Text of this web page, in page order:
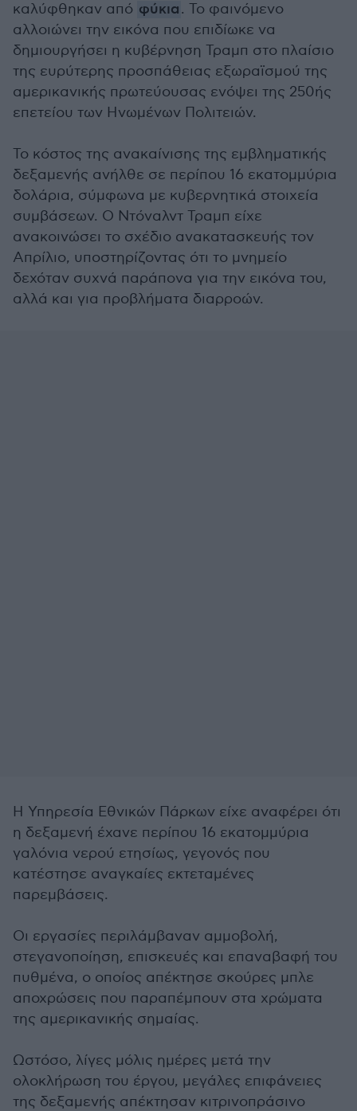
καλύφθηκαν από φύκια. Το φαινόμενο
αλλοιώνει την εικόνα που επιδίωκε να
δημιουργήσει η κυβέρνηση Τραμπ στο πλαίσιο
της ευρύτερης προσπάθειας εξωραϊσμού της
αμερικανικής πρωτεύουσας ενόψει της 250ής
επετείου των Ηνωμένων Πολιτειών.
Το κόστος της ανακαίνισης της εμβληματικής
δεξαμενής ανήλθε σε περίπου 16 εκατομμύρια
δολάρια, σύμφωνα με κυβερνητικά στοιχεία
συμβάσεων. Ο Ντόναλντ Τραμπ είχε
ανακοινώσει το σχέδιο ανακατασκευής τον
Απρίλιο, υποστηρίζοντας ότι το μνημείο
δεχόταν συχνά παράπονα για την εικόνα του,
αλλά και για προβλήματα διαρροών.
Η Υπηρεσία Εθνικών Πάρκων είχε αναφέρει ότι
η δεξαμενή έχανε περίπου 16 εκατομμύρια
γαλόνια νερού ετησίως, γεγονός που
κατέστησε αναγκαίες εκτεταμένες
παρεμβάσεις.
Οι εργασίες περιλάμβαναν αμμοβολή,
στεγανοποίηση, επισκευές και επαναβαφή του
πυθμένα, ο οποίος απέκτησε σκούρες μπλε
αποχρώσεις που παραπέμπουν στα χρώματα
της αμερικανικής σημαίας.
Ωστόσο, λίγες μόλις ημέρες μετά την
ολοκλήρωση του έργου, μεγάλες επιφάνειες
της δεξαμενής απέκτησαν κιτρινοπράσινο